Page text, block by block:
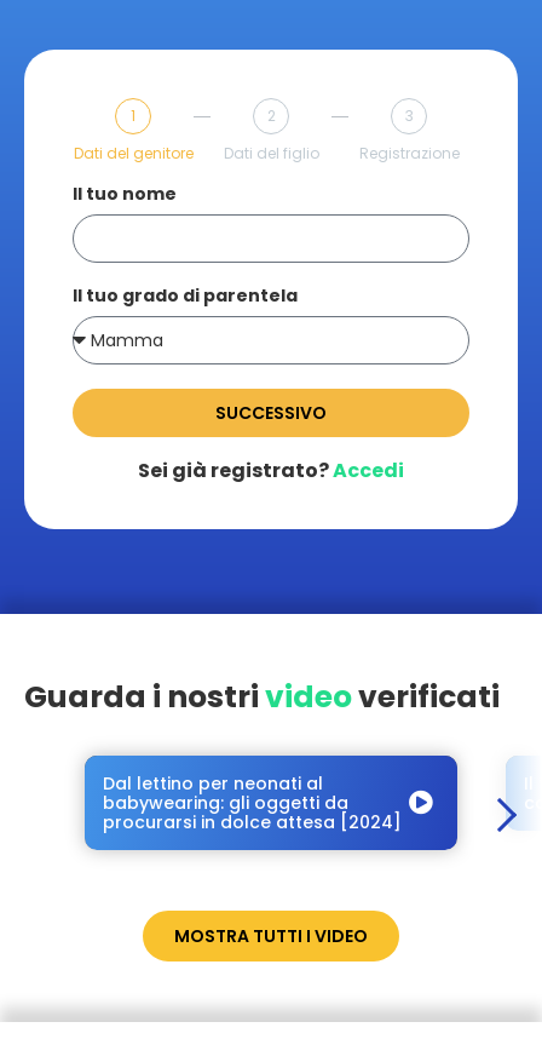
1
Dati del genitore
2
Dati del figlio
3
Registrazione
Il tuo nome
Il tuo grado di parentela
SUCCESSIVO
Sei già registrato?Accedi
Guarda i nostrivideoverificati
Dal lettino per neonati al
babywearing: gli oggetti da
procurarsi in dolce attesa [2024]
MOSTRA TUTTI I VIDEO